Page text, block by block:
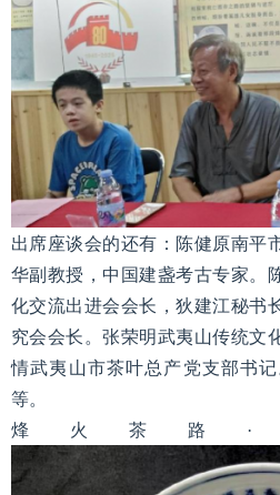
出席座谈会的还有：陈健原南平
华副教授，中国建盏考古专家。
化交流出进会会长，狄建江秘书
究会会长。张荣明武夷山传统文
情武夷山市茶叶总产党支部书
等。
烽火茶路·